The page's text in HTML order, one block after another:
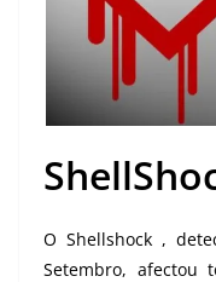
O Shellshock ,
Setembro, afectou